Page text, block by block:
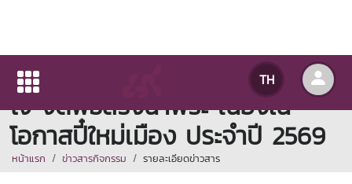
TH
คณะศิลปศาสตร์ มหาวิทยาลัยแม่
โจ้ จัดพิธีสรงน้ำพระ เนื่องใน
โอกาสปี๋ใหม่เมือง ประจำปี 2569
หน้าแรก ข่าวสารกิจกรรม รายละเอียดข่าวสาร